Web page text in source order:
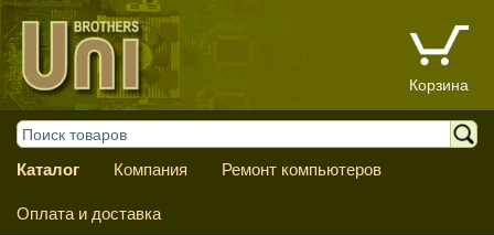
Корзина
Каталог Компания Ремонт компьютеров
Оплата и доставка